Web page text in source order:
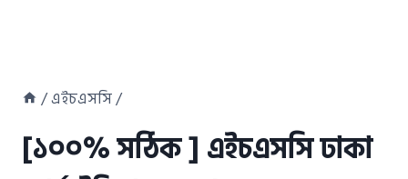
/এইচএসসি/
[১০০% সঠিক ] এইচএসসি ঢাকা